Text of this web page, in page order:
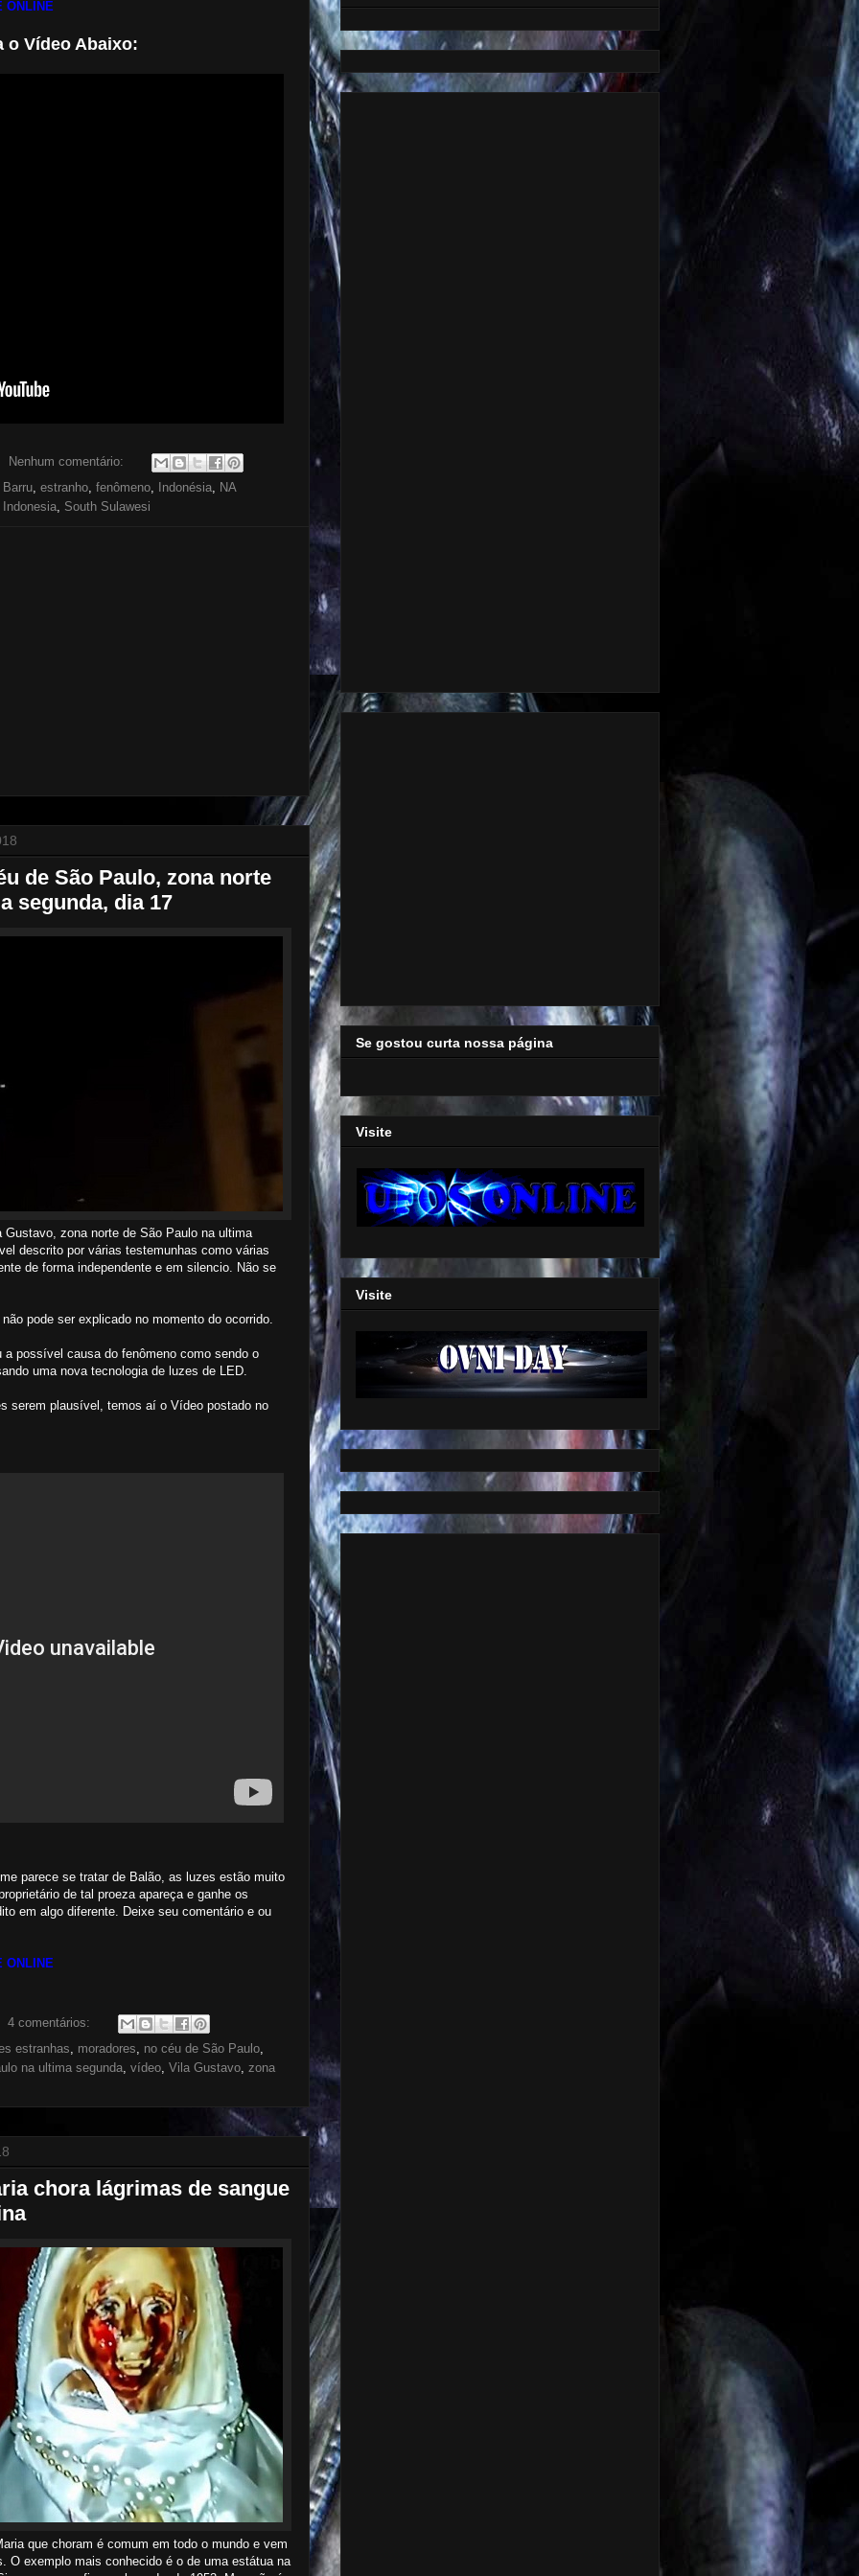
ONLINE
o Vídeo Abaixo:
Nenhum comentário:
Barru, estranho, fenômeno, Indonésia, NA
, South Sulawesi
de São Paulo, zona norte
segunda, dia 17
zona norte de São Paulo na ultima
descrito por várias testemunhas como várias
de forma independente e em silencio. Não se
pode ser explicado no momento do ocorrido.
possível causa do fenômeno como sendo o
uma nova tecnologia de luzes de LED.
serem plausível, temos aí o Vídeo postado no
parece se tratar de Balão, as luzes estão muito
de tal proeza apareça e ganhe os
em algo diferente. Deixe seu comentário e ou
ONLINE
4 comentários:
estranhas, moradores, no céu de São Paulo,
na ultima segunda, vídeo, Vila Gustavo, zona
chora lágrimas de sangue
que choram é comum em todo o mundo e vem
O exemplo mais conhecido é o de uma estátua na
Se gostou curta nossa página
Visite
Visite